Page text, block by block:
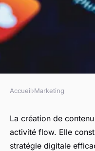
Création de
la stratégie
Accueil›Marketing
La création de
activité flow. Elle
stratégie digitale